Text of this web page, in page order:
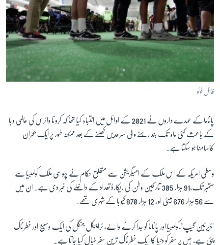
فائل فوٹو
پاناما کے عہدے داروں نے 2021 کے اوائل میں انتباہ کیا تھا کہ کرونا وائرس کی عالمی وبا
کے باعث کئی ماہ تک بند رہنے والی سرحدیں کھلنے کے بعد ممکنہ طور پرایک بحران
کاسامنا ہو سکتا ہے۔
وسطی امریکہ کے اس ملک کے امیگریشن سے متعلق حکام نے پڑوسی ملک کولمبیا سے
ستمبر تک،91 ہزار 305 تارکین وطن کی ریکارڈ تعداد کے داخلے کی خبر دی ہے۔ ان میں
سے 56 ہزار 676 ہیٹی اور 12 ہزار 870 کیوبا کے شہری تھے۔
"ڈیرئین گیپ"،کولمبیا اور پاناما کو جدا کرنے والے، ٹراپیکل جنگل کی ایک وسیع اور خطرناک
پٹی ہے، جس پر سفر کو دنیا کا ایک خطرناک ترین سفر خیال کیا جاتا ہے۔